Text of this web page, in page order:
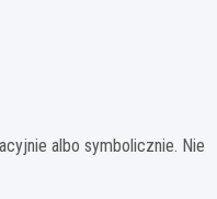
albo symbolicznie. Nie